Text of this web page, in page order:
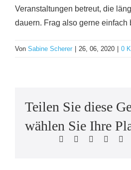
Veranstaltungen betreut, die
dauern. Frag also gerne einfach
Von Sabine Scherer 26, 06, 2020 0
Teilen Sie diese
wählen Sie Ihre
Facebook Reddit